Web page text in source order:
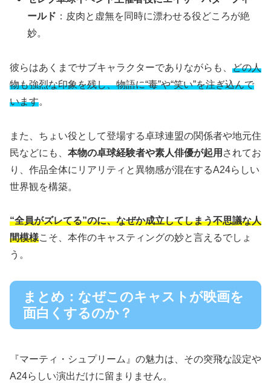
ールド ：皮肉と虚無を同時に漂わせる役どころが絶
妙。
彼らはあくまでサブキャラクターでありながらも、 どの人
物も強烈な印象を残し、物語に“毒”や“笑い”を注ぎ込んで
います。
また、ちょい役として登場する卓球連盟の関係者や地元住
民などにも、 本物の卓球経験者や素人俳優が起用 されてお
り、作品全体にリアリティと異物感が混在するA24らしい
世界観を構築。
“全員がズレてる”のに、なぜか成立してしまう不思議な人
間模様こそ、本作のキャスティングの妙と言えるでしょ
う。
まとめ：なぜこのキャストが映画を
面白くするのか？
『マーティ・シュプリーム』の魅力は、その突飛な設定や
A24らしい演出だけに留まりません。